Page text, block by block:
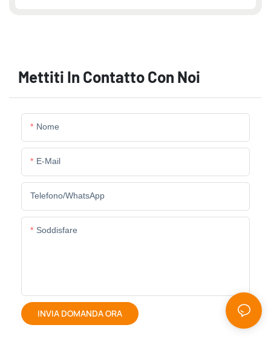
Mettiti In Contatto Con Noi
Nome
E-Mail
Telefono/WhatsApp
Soddisfare
INVIA DOMANDA ORA